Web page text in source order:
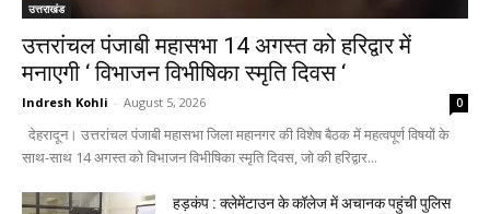
उत्तराखंड
उत्तरांचल पंजाबी महासभा 14 अगस्त को हरिद्वार में
मनाएगी ‘ विभाजन विभीषिका स्मृति दिवस ‘
Indresh Kohli - August 5, 2026 0
देहरादून। उत्तरांचल पंजाबी महासभा जिला महानगर की विशेष बैठक में महत्वपूर्ण विषयों के
साथ-साथ 14 अगस्त को विभाजन विभीषिका स्मृति दिवस, जो की हरिद्वार...
हड़कंप : क्लेमेंटाउन के कॉलेज में अचानक पहुंची पुलिस